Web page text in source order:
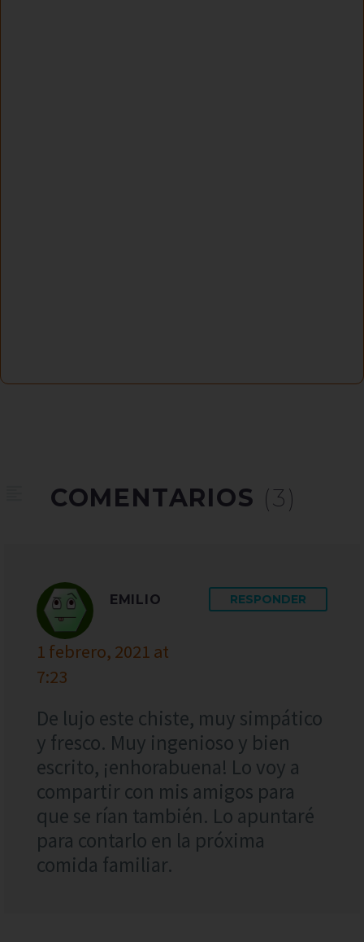
COMENTARIOS (3)
EMILIO
1 febrero, 2021 at
7:23
RESPONDER
De lujo este chiste, muy simpático
y fresco. Muy ingenioso y bien
escrito, ¡enhorabuena! Lo voy a
compartir con mis amigos para
que se rían también. Lo apuntaré
para contarlo en la próxima
comida familiar.